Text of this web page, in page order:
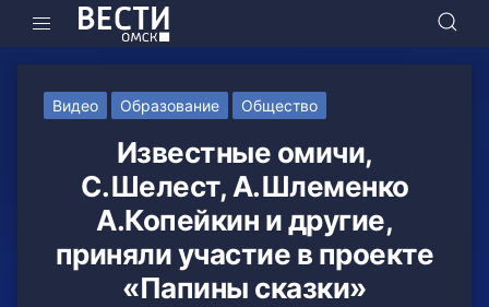
Видео Образование Общество
Известные омичи,
С.Шелест, А.Шлеменко
А.Копейкин и другие,
приняли участие в проекте
«Папины сказки»